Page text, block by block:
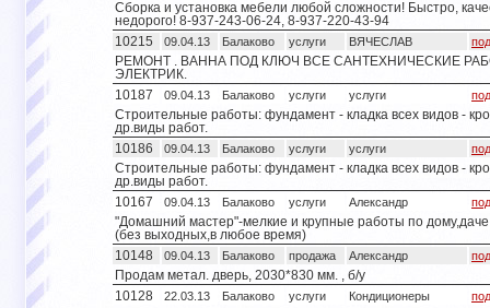
Сборка и установка мебели любой сложности! Быстро,
недорого! 8-937-243-06-24, 8-937-220-43-94
10215
09.04.13 Балаково услуги ВЯЧЕСЛАВ
РЕМОНТ . ВАННА ПОД КЛЮЧ ВСЕ САНТЕХНИЧЕСКИЕ
ЭЛЕКТРИК.
10187
09.04.13 Балаково услуги услуги
Строительные работы: фундамент - кладка всех видов -
др.виды работ.
10186
09.04.13 Балаково услуги услуги
Строительные работы: фундамент - кладка всех видов -
др.виды работ.
10167
09.04.13 Балаково услуги Александр
"Домашний мастер"-мелкие и крупные работы по
(без выходных,в любое время)
10148
09.04.13 Балаково продажа Александр
Продам метал. дверь, 2030*830 мм. , б/у
10128
22.03.13 Балаково услуги Кондиционеры